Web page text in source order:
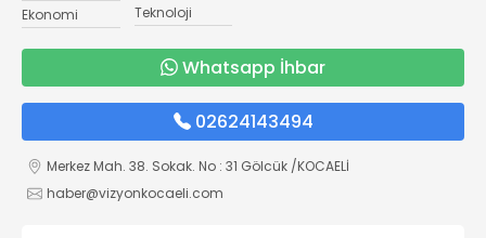
Ekonomi
Teknoloji
Whatsapp İhbar
02624143494
Merkez Mah. 38. Sokak. No : 31 Gölcük /KOCAELİ
haber@vizyonkocaeli.com